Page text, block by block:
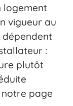
logement
vigueur au
dépendent
:
plutôt
notre page